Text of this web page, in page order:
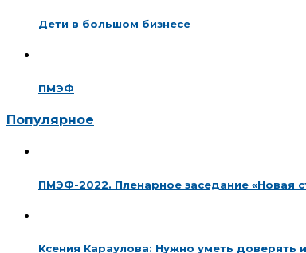
Дети в большом бизнесе
ПМЭФ
Популярное
ПМЭФ-2022. Пленарное заседание «Новая
Ксения Караулова: Нужно уметь доверять